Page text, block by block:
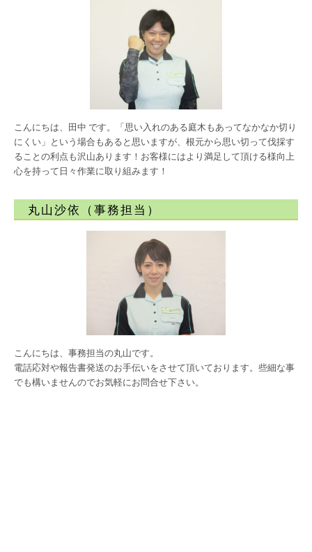
こんにちは、田中 です。「思い入れのある庭木もあってなかなか切り
にくい」という場合もあると思いますが、根元から思い切って伐採す
ることの利点も沢山あります！お客様にはより満足して頂ける様向上
心を持って日々作業に取り組みます！
丸山沙依（事務担当）
こんにちは、事務担当の丸山です。
電話応対や報告書発送のお手伝いをさせて頂いております。些細な事
でも構いませんのでお気軽にお問合せ下さい。